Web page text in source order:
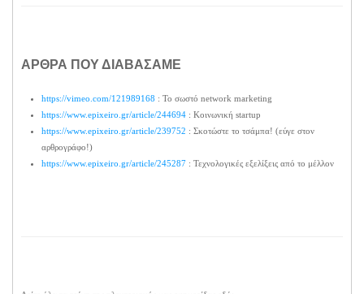
ΑΡΘΡΑ ΠΟΥ ΔΙΑΒΑΣΑΜΕ
https://vimeo.com/121989168 : Το σωστό network marketing
https://www.epixeiro.gr/article/244694 : Κοινωνική startup
https://www.epixeiro.gr/article/239752 : Σκοτώστε το τσάμπα! (εύγε στον
αρθρογράφο!)
https://www.epixeiro.gr/article/245287 : Τεχνολογικές εξελίξεις από το μέλλον